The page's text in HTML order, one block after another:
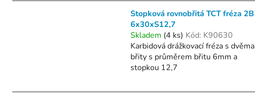
Stopková rovnobřitá TCT fréza 2B
6x30xS12,7
Skladem (4 ks) Kód: K90630
Karbidová drážkovací fréza s dvěma
břity s průměrem břitu 6mm a
stopkou 12,7